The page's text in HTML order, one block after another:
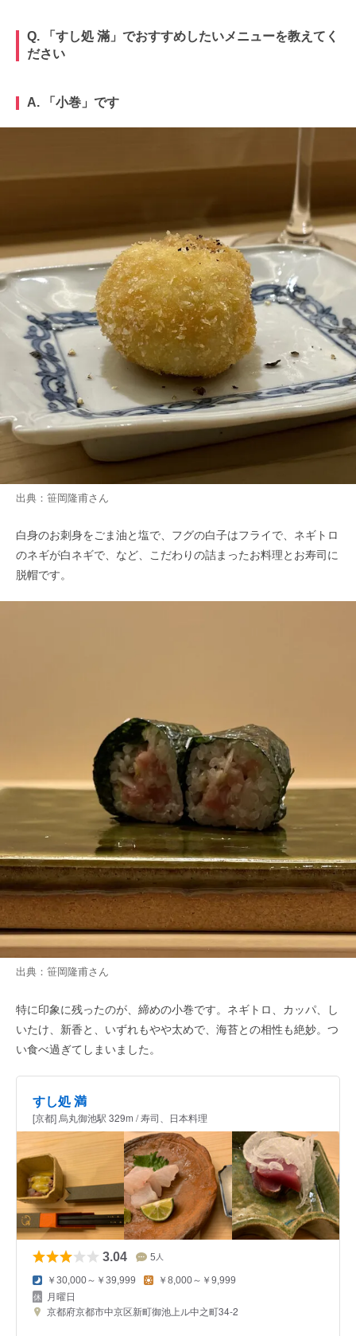
Q. 「すし処 滿 」でおすすめしたいメニューを教えてく
ださい
A. 「小巻」です
出典： 笹岡隆甫さん
白身のお刺身をごま油と塩で、フグの白子はフライで、ネギトロ
のネギが白ネギで、など、こだわりの詰まったお料理とお寿司に
脱帽です。
出典： 笹岡隆甫さん
特に印象に残ったのが、締めの小巻です。ネギトロ、カッパ、し
いたけ、新香と、いずれもやや太めで、海苔との相性も絶妙。つ
い食べ過ぎてしまいました。
すし処 満
[京都] 烏丸御池駅 329m / 寿司、日本料理
3.04 5 人
￥30,000～￥39,999 ￥8,000～￥9,999
月曜日
京都府京都市中京区新町御池上ル中之町34-2